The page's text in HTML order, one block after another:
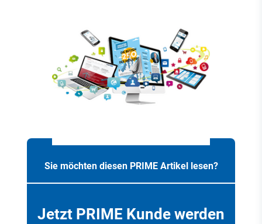
Sie möchten diesen PRIME Artikel lesen?
Jetzt PRIME Kunde werden